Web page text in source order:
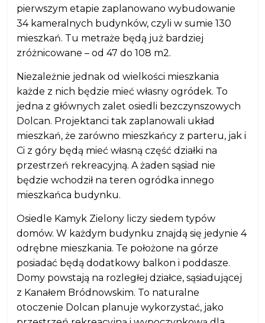
pierwszym etapie zaplanowano wybudowanie
34 kameralnych budynków, czyli w sumie 130
mieszkań. Tu metraże będą już bardziej
zróżnicowane – od 47 do 108 m2.
Niezależnie jednak od wielkości mieszkania
każde z nich będzie mieć własny ogródek. To
jedna z głównych zalet osiedli bezczynszowych
Dolcan. Projektanci tak zaplanowali układ
mieszkań, że zarówno mieszkańcy z parteru, jak i
Ci z góry będą mieć własną część działki na
przestrzeń rekreacyjną. A żaden sąsiad nie
będzie wchodził na teren ogródka innego
mieszkańca budynku.
Osiedle Kamyk Zielony liczy siedem typów
domów. W każdym budynku znajdą się jedynie 4
odrębne mieszkania. Te położone na górze
posiadać będą dodatkowy balkon i poddasze.
Domy powstają na rozległej działce, sąsiadującej
z Kanałem Bródnowskim. To naturalne
otoczenie Dolcan planuje wykorzystać, jako